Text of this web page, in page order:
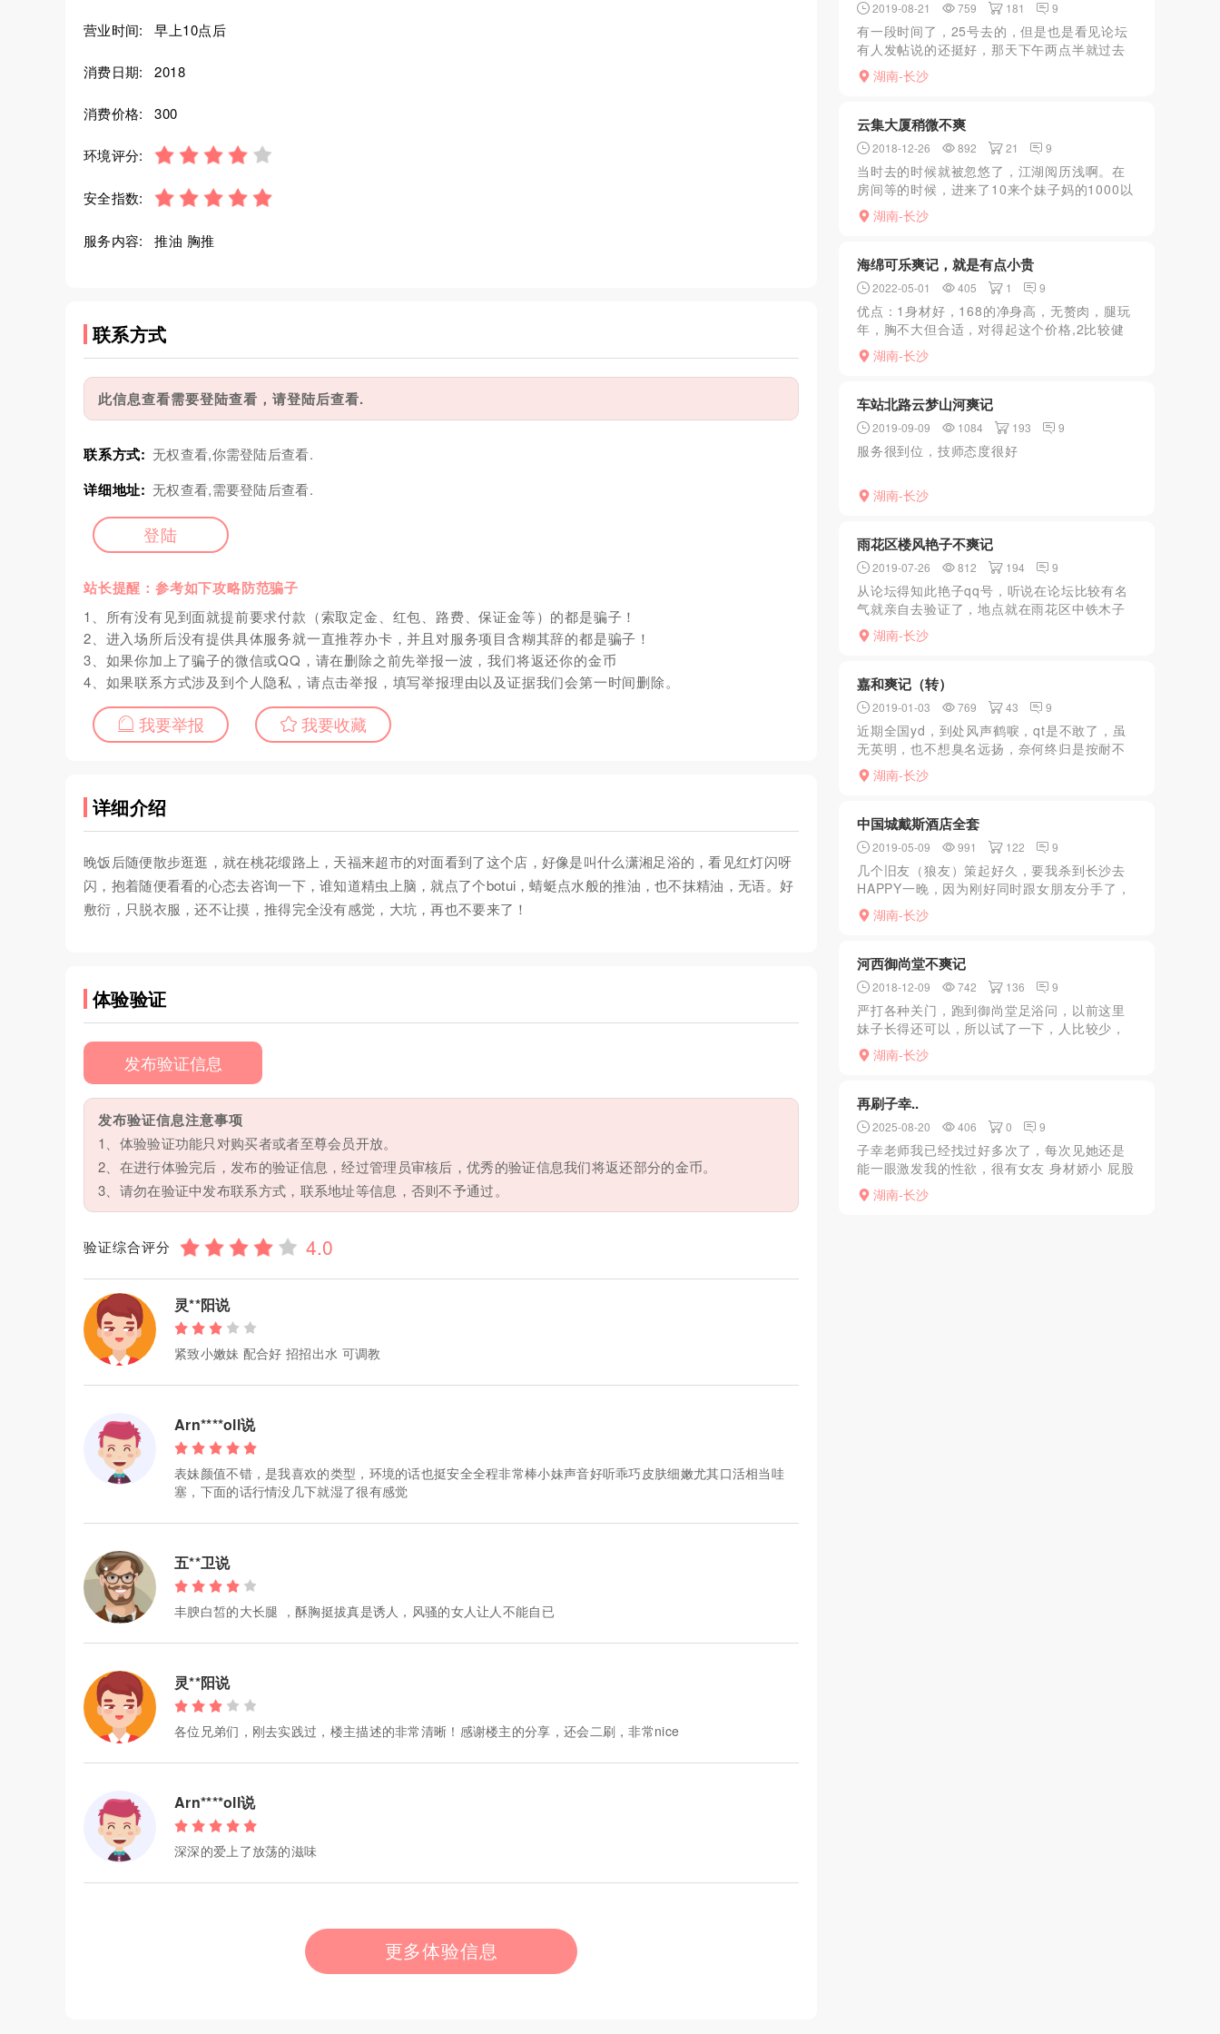
营业时间: 早上10点后
消费日期: 2018
消费价格: 300
环境评分:
安全指数:
服务内容: 推油 胸推
联系方式
此信息查看需要登陆查看，请登陆后查看.
联系方式: 无权查看,你需登陆后查看.
详细地址: 无权查看,需要登陆后查看.
登陆
站长提醒：参考如下攻略防范骗子
1、所有没有见到面就提前要求付款（索取定金、红包、路费、保证金等）的都是骗子！
2、进入场所后没有提供具体服务就一直推荐办卡，并且对服务项目含糊其辞的都是骗子！
3、如果你加上了骗子的微信或QQ，请在删除之前先举报一波，我们将返还你的金币
4、如果联系方式涉及到个人隐私，请点击举报，填写举报理由以及证据我们会第一时间删除。
我要举报 我要收藏
详细介绍
晚饭后随便散步逛逛，就在桃花缎路上，天福来超市的对面看到了这个店，好像是叫什么潇湘足浴的，看见红灯闪呀
闪，抱着随便看看的心态去咨询一下，谁知道精虫上脑，就点了个botui，蜻蜓点水般的推油，也不抹精油，无语。好
敷衍，只脱衣服，还不让摸，推得完全没有感觉，大坑，再也不要来了！
体验验证
发布验证信息
发布验证信息注意事项
1、体验验证功能只对购买者或者至尊会员开放。
2、在进行体验完后，发布的验证信息，经过管理员审核后，优秀的验证信息我们将返还部分的金币。
3、请勿在验证中发布联系方式，联系地址等信息，否则不予通过。
验证综合评分
灵**阳说
紧致小嫩妹 配合好 招招出水 可调教
Arn****oll说
表妹颜值不错，是我喜欢的类型，环境的话也挺安全全程非常棒小妹声音好听乖巧皮肤细嫩尤其口活相当哇
塞，下面的话行情没几下就湿了很有感觉
五**卫说
丰腴白皙的大长腿 ，酥胸挺拔真是诱人，风骚的女人让人不能自已
灵**阳说
各位兄弟们，刚去实践过，楼主描述的非常清晰！感谢楼主的分享，还会二刷，非常nice
Arn****oll说
深深的爱上了放荡的滋味
更多体验信息
2019-08-21 759 181 9
有一段时间了，25号去的，但是也是看见论坛
有人发帖说的还挺好，那天下午两点半就过去
了。第一次去，也不熟悉，就安排了一个，颜
值一般般，但是想到是过来享受服务的，也就
湖南-长沙
云集大厦稍微不爽
2018-12-26 892 21 9
当时去的时候就被忽悠了，江湖阅历浅啊。在
房间等的时候，进来了10来个妹子妈的1000以
下惨不忍睹啊后来选了个1200的，看着还行，
一进房间脱衣服妈的比我还平又黑又瘦整一个
湖南-长沙
海绵可乐爽记，就是有点小贵
2022-05-01 405 1 9
优点：1身材好，168的净身高，无赘肉，腿玩
年，胸不大但合适，对得起这个价格,2比较健
谈，环境较好,3服务还行，无齿感，B会夹.缺
点：1脸有整容痕迹，皮肤一般，不像自称的27
湖南-长沙
车站北路云梦山河爽记
2019-09-09 1084 193 9
服务很到位，技师态度很好
湖南-长沙
雨花区楼风艳子不爽记
2019-07-26 812 194 9
从论坛得知此艳子qq号，听说在论坛比较有名
气就亲自去验证了，地点就在雨花区中铁木子
连锁酒店，长相和照片差距很大，完全不是一
个人，身材走形，肥胖，胸像40多岁生完孩子
湖南-长沙
嘉和爽记（转）
2019-01-03 769 43 9
近期全国yd，到处风声鹤唳，qt是不敢了，虽
无英明，也不想臭名远扬，奈何终归是按耐不
住的，于是就到处看看SPA之类的，想想不
光，安全系数怎么也会高点吧，昨日傍晚时分
湖南-长沙
中国城戴斯酒店全套
2019-05-09 991 122 9
几个旧友（狼友）策起好久，要我杀到长沙去
HAPPY一晚，因为刚好同时跟女朋友分手了，
因为大家都在微信群里面策过很久了，都互相
和熟了虽然没见过面，那天也是小狼从小到现
湖南-长沙
河西御尚堂不爽记
2018-12-09 742 136 9
严打各种关门，跑到御尚堂足浴问，以前这里
妹子长得还可以，所以试了一下，人比较少，
就几个随便叫了一个，经理说是95年的，我看
不像，但是来都来了，还是想玩了再走，妹子
湖南-长沙
再刷子幸..
2025-08-20 406 0 9
子幸老师我已经找过好多次了，每次见她还是
能一眼激发我的性欲，很有女友 身材娇小 屁股
大皮肤细嫩 上下两张嘴的活好，上面会吸 下面
会夹 ，啪啪的时候骚话娇喘让我欲罢不能，有
湖南-长沙